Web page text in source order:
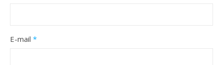
E-mail *